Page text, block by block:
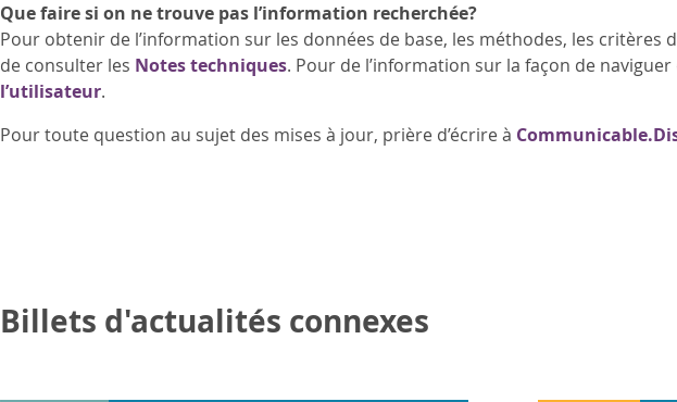
Que faire si on ne trouve pas l’information recherchée?
Pour obtenir de l’information sur les données de base, les méthodes, les critères
de consulter les Notes techniques. Pour de l’information sur la façon de
l’utilisateur.
Pour toute question au sujet des mises à jour, prière d’écrire à
Billets d'actualités connexes